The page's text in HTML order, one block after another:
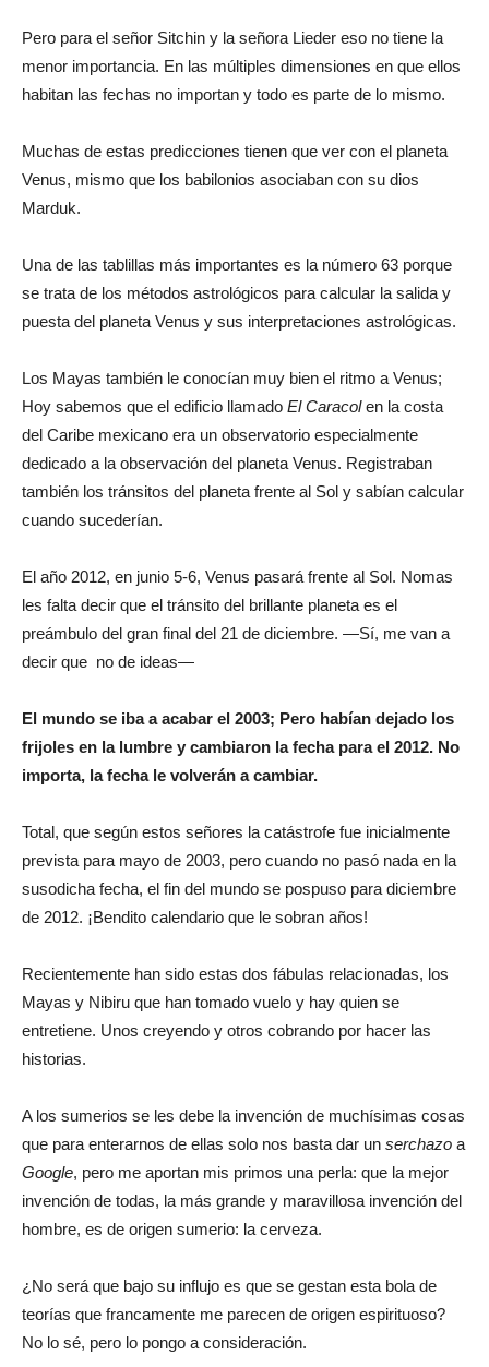
Pero para el señor Sitchin y la señora Lieder eso no tiene la
menor importancia. En las múltiples dimensiones en que ellos
habitan las fechas no importan y todo es parte de lo mismo.
Muchas de estas predicciones tienen que ver con el planeta
Venus, mismo que los babilonios asociaban con su dios
Marduk.
Una de las tablillas más importantes es la número 63 porque
se trata de los métodos astrológicos para calcular la salida y
puesta del planeta Venus y sus interpretaciones astrológicas.
Los Mayas también le conocían muy bien el ritmo a Venus;
Hoy sabemos que el edificio llamado El Caracolen la costa
del Caribe mexicano era un observatorio especialmente
dedicado a la observación del planeta Venus. Registraban
también los tránsitos del planeta frente al Sol y sabían calcular
cuando sucederían.
El año 2012, en junio 5-6, Venus pasará frente al Sol. Nomas
les falta decir que el tránsito del brillante planeta es el
preámbulo del gran final del 21 de diciembre. —Sí, me van a
decir que no de ideas—
El mundo se iba a acabar el 2003; Pero habían dejado los
frijoles en la lumbre y cambiaron la fecha para el 2012. No
importa, la fecha le volverán a cambiar.
Total, que según estos señores la catástrofe fue inicialmente
prevista para mayo de 2003, pero cuando no pasó nada en la
susodicha fecha, el fin del mundo se pospuso para diciembre
de 2012. ¡Bendito calendario que le sobran años!
Recientemente han sido estas dos fábulas relacionadas, los
Mayas y Nibiru que han tomado vuelo y hay quien se
entretiene. Unos creyendo y otros cobrando por hacer las
historias.
A los sumerios se les debe la invención de muchísimas cosas
que para enterarnos de ellas solo nos basta dar un serchazo a
Google, pero me aportan mis primos una perla: que la mejor
invención de todas, la más grande y maravillosa invención del
hombre, es de origen sumerio: la cerveza.
¿No será que bajo su influjo es que se gestan esta bola de
teorías que francamente me parecen de origen espirituoso?
No lo sé, pero lo pongo a consideración.